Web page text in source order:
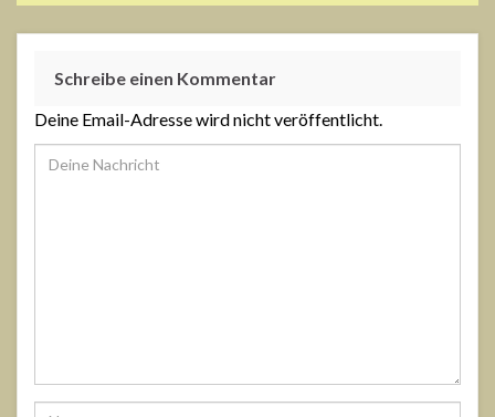
Schreibe einen Kommentar
Deine Email-Adresse wird nicht veröffentlicht.